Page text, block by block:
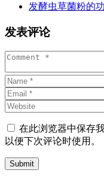
发酵虫草菌粉的
发表评论
在此浏览器中保存
以便下次评论时使用。
Submit